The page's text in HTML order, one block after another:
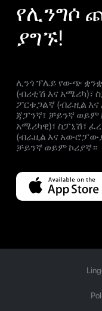
የሊንግሶ
ያግኙ!
ሊንጎ ፕሌይ የውጭ
(ብሪቲሽ እና አሜሪካ)፣
ፖርቱጋልኛ (ብራዚል እና
ጃፓንኛ፣ ቻይንኛ ወይም
አሜሪካዊ)፣ ስፓኒሽ፣
(ብራዚል እና
ቻይንኛ ወይም ኮሪያኛ።